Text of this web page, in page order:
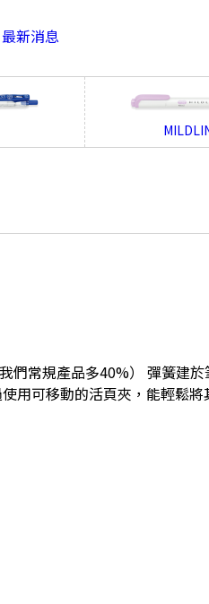
最新消息
們常規產品多40%） 彈簧建於
用可移動的活頁夾，能輕鬆將